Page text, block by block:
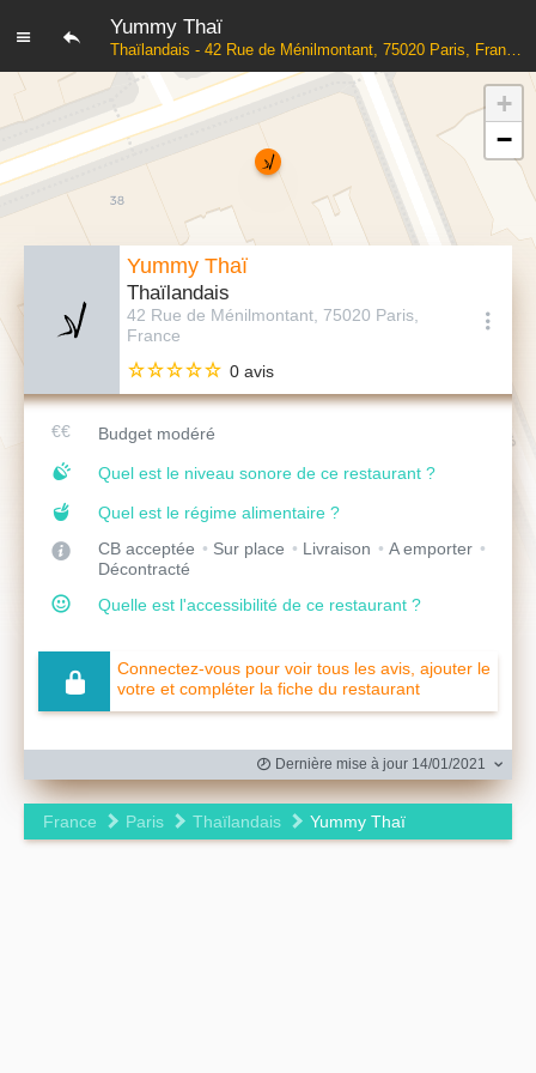
Yummy Thaï
Thaïlandais - 42 Rue de Ménilmontant, 75020 Paris, France
Yummy Thaï
Thaïlandais
42 Rue de Ménilmontant, 75020 Paris,
France
0 avis
Budget modéré
Quel est le niveau sonore de ce restaurant ?
Quel est le régime alimentaire ?
CB acceptée
Sur place Livraison
A emporter
Décontracté
Quelle est l'accessibilité de ce restaurant ?
Connectez-vous pour voir tous les avis, ajouter le
votre et compléter la fiche du restaurant
Dernière mise à jour 14/01/2021
France Paris Thaïlandais Yummy Thaï
+
−